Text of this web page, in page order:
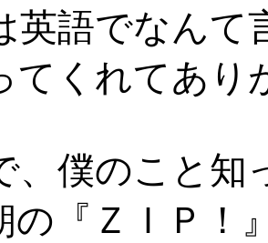
英語でなんて
てくれてあり
、僕のこと知
の『ＺＩＰ！